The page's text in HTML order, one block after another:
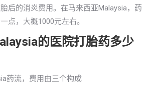
后的消炎费用。在马来西亚Malaysia，药
点，大概1000元左右。
的医院打胎药多少
药流，费用由三个构成